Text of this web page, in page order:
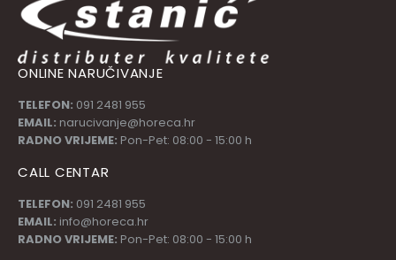
ONLINE NARUČIVANJE
TELEFON: 091 2481 955
EMAIL: narucivanje@horeca.hr
RADNO VRIJEME: Pon-Pet: 08:00 - 15:00 h
CALL CENTAR
TELEFON: 091 2481 955
EMAIL: info@horeca.hr
RADNO VRIJEME: Pon-Pet: 08:00 - 15:00 h